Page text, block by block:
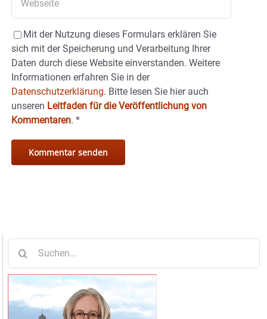
Mit der Nutzung dieses Formulars erklären Sie
sich mit der Speicherung und Verarbeitung Ihrer
Daten durch diese Website einverstanden. Weitere
Informationen erfahren Sie in der
Datenschutzerklärung. Bitte lesen Sie hier auch
unseren Leitfaden für die Veröffentlichung von
Kommentaren. *
nach: